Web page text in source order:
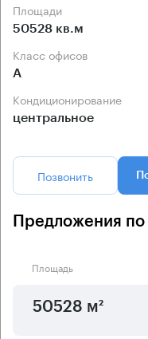
Площади
50528 кв.м
Класс офисов
А
Кондиционирование
центральное
Позвонить
Предложения
Площадь
50528 м²